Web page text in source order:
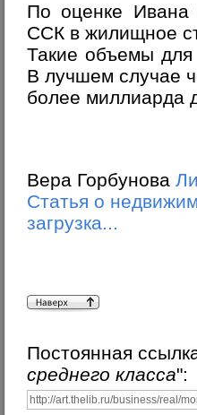
По оценке Ивана
ССК в жилищное
Такие объемы для
В лучшем случае
более миллиарда
Вера Горбунова
Статья о
загрузка...
Постоянная
среднего класса":